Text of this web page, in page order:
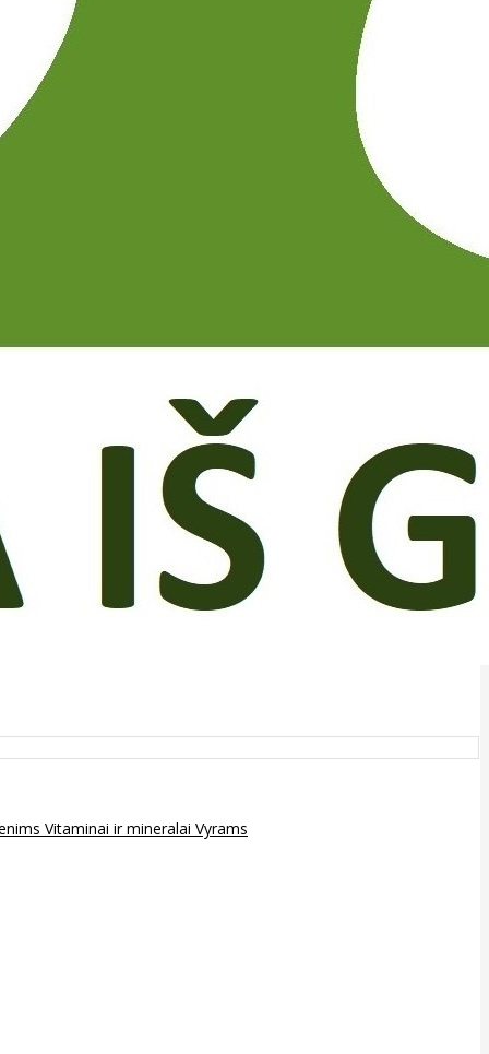
Vitaminai ir mineralai Vyrams